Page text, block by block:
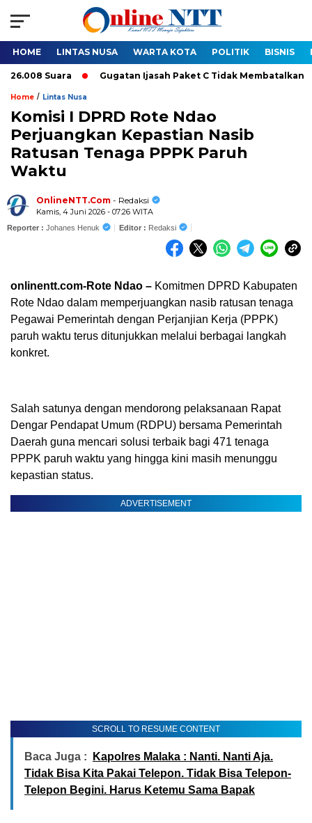
HOME LINTAS NUSA WARTA KOTA POLITIK BISNIS
Suara Gugatan Ijasah Paket C Tidak Membatalkan
Home / Lintas Nusa
Komisi I DPRD Rote Ndao
Perjuangkan Kepastian Nasib
Ratusan Tenaga PPPK Paruh
Waktu
OnlineNTT.Com - Redaksi
Kamis, 4 Juni 2026 - 07:26 WITA
Reporter : Johanes Henuk Editor : Redaksi
onlinentt.com-Rote Ndao – Komitmen DPRD Kabupaten
Rote Ndao dalam memperjuangkan nasib ratusan tenaga
Pegawai Pemerintah dengan Perjanjian Kerja (PPPK)
paruh waktu terus ditunjukkan melalui berbagai langkah
konkret.
Salah satunya dengan mendorong pelaksanaan Rapat
Dengar Pendapat Umum (RDPU) bersama Pemerintah
Daerah guna mencari solusi terbaik bagi 471 tenaga
PPPK paruh waktu yang hingga kini masih menunggu
kepastian status.
ADVERTISEMENT
SCROLL TO RESUME CONTENT
Baca Juga :
Kapolres Malaka : Nanti. Nanti Aja.
Tidak Bisa Kita Pakai Telepon. Tidak Bisa Telepon-
Telepon Begini. Harus Ketemu Sama Bapak